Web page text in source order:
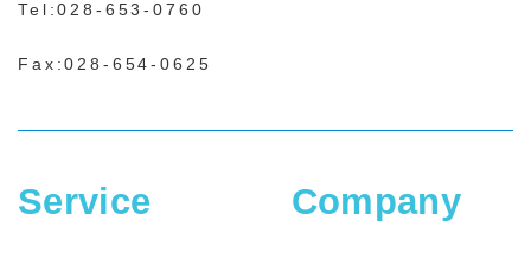
Tel:028-653-0760
Fax:028-654-0625
Service Company